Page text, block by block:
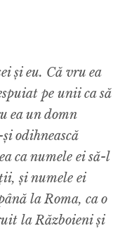
și eu. Că vru ea
pe unii ca să
ea un domn
odihnească
ca numele ei să-l
și numele ei
la Roma, ca o
la Războieni și